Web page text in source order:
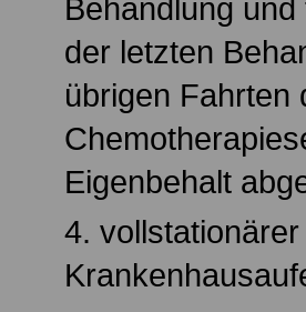
Behandlung
der letzten
übrigen Fahrten
Eigenbehalt
4. vollstationärer